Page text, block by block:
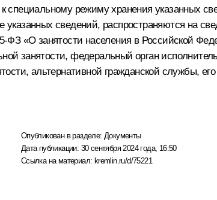
специальному режиму хранения указанных
указанных сведений, распространяются на
ФЗ «О занятости населения в Российской
занятости, федеральный орган
альтернативной гражданской службы,
Опубликован в разделе: Документы
Дата публикации: 30 сентября 2024 года, 16:50
Ссылка на материал: kremlin.ru/d/75221